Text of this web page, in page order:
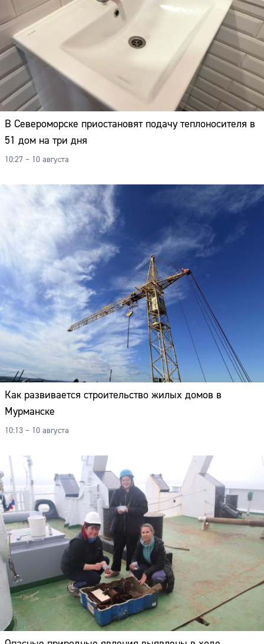
В Североморске приостановят подачу теплоносителя в
51 дом на три дня
10:27 – 10 августа
Как развивается строительство жилых домов в
Мурманске
10:13 – 10 августа